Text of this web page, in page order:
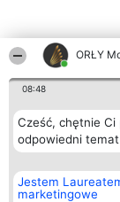
ORŁY
08:48
Cześć, chętnie Ci
odpowiedni
Jestem
marketingowe
Organizator
Bright Side Solutions sp.
o. sp. k.